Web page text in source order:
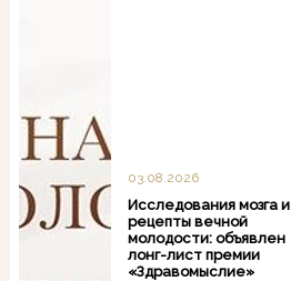
03.08.2026
Исследования мозга и
рецепты вечной
молодости: объявлен
лонг-лист премии
«Здравомыслие»